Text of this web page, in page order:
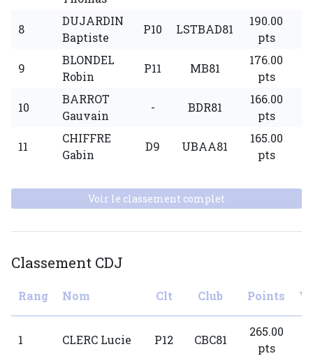
8
DUJARDIN
Baptiste
P10 LSTBAD81
190.00
pts
9
BLONDEL
Robin
P11 MB81
176.00
pts
10
BARROT
Gauvain
- BDR81
166.00
pts
11
CHIFFRE
Gabin
D9 UBAA81
165.00
pts
Voir le classement complet
Classement CDJ
Rang Nom Clt Club Points
1 CLERC Lucie P12 CBC81
265.00
pts